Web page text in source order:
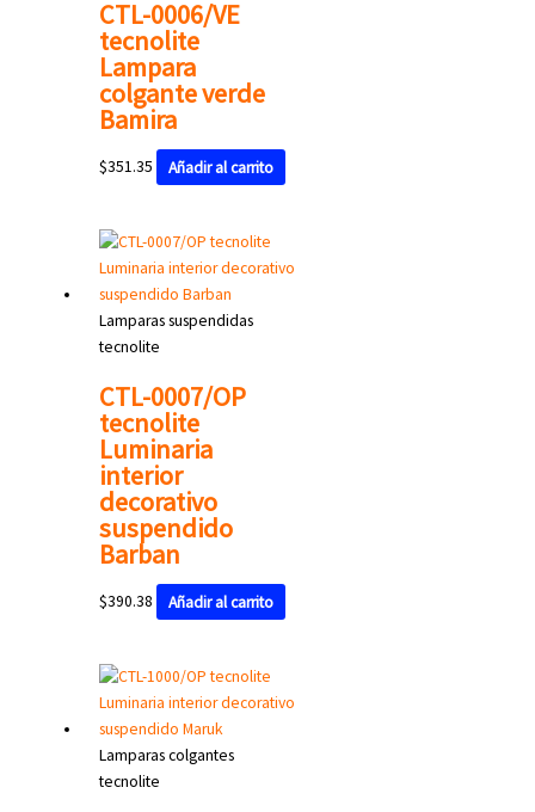
CTL-0006/VE
tecnolite
Lampara
colgante verde
Bamira
$351.35 Añadir al carrito
Lamparas suspendidas
tecnolite
CTL-0007/OP
tecnolite
Luminaria
interior
decorativo
suspendido
Barban
$390.38 Añadir al carrito
Lamparas colgantes
tecnolite